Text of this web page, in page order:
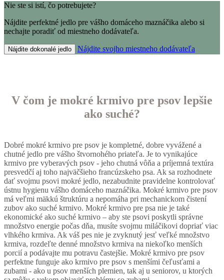
Nie ste si istí, čo potrebujete?
Nájdite perfektné jedlo pre vášho domáceho maznáčika alebo si
nechajte poradiť od miestneho dodávateľa.
Nájdite dokonalé jedlo Nájdite svojho miestneho dodávateľa
V čom je mokré krmivo pre psov lepšie
ako suché?
Dobré mokré krmivo pre psov je kompletné, dobre vyvážené a
chutné jedlo pre vášho štvornohého priateľa. Je to vynikajúce
krmivo pre vyberavých psov - jeho chutná vôňa a príjemná textúra
presvedčí aj toho najväčšieho francúzskeho psa. Ak sa rozhodnete
dať svojmu psovi mokré jedlo, nezabudnite pravidelne kontrolovať
ústnu hygienu vášho domáceho maznáčika. Mokré krmivo pre psov
má veľmi mäkkú štruktúru a nepomáha pri mechanickom čistení
zubov ako suché krmivo. Mokré krmivo pre psa nie je také
ekonomické ako suché krmivo – aby ste psovi poskytli správne
množstvo energie počas dňa, musíte svojmu miláčikovi dopriať viac
vlhkého krmiva. Ak váš pes nie je zvyknutý jesť veľké množstvo
krmiva, rozdeľte denné množstvo krmiva na niekoľko menších
porcií a podávajte mu potravu častejšie. Mokré krmivo pre psov
perfektne funguje ako krmivo pre psov s menšími čeľusťami a
zubami - ako u psov menších plemien, tak aj u seniorov, u ktorých